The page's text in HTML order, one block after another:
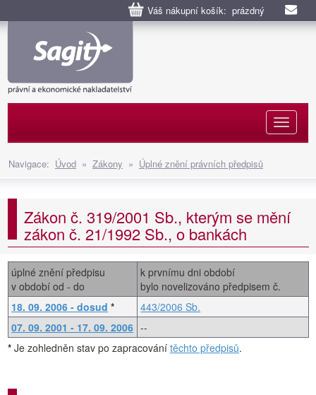
Váš nákupní košík: prázdný
Navigace: Úvod » Zákony » Úplné znění právních předpisů
Zákon č. 319/2001 Sb., kterým se mění
zákon č. 21/1992 Sb., o bankách
úplné znění předpisu
v období od - do
k prvnímu dni období
bylo novelizováno předpisem č.
18. 09. 2006 - dosud *
443/2006 Sb.
07. 09. 2001 - 17. 09. 2006 --
* Je zohledněn stav po zapracování těchto předpisů.